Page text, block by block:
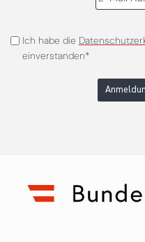
Ich habe die
einverstanden*